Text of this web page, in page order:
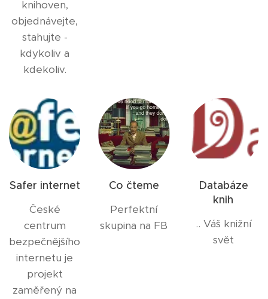
knihoven,
objednávejte,
stahujte -
kdykoliv a
kdekoliv.
Safer internet
České
centrum
bezpečnějšího
internetu je
projekt
zaměřený na
Co čteme
Perfektní
skupina na FB
Databáze
knih
.. Váš knižní
svět